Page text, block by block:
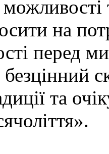
на
перед
та